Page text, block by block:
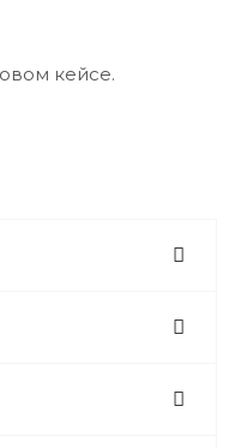
кейсе.